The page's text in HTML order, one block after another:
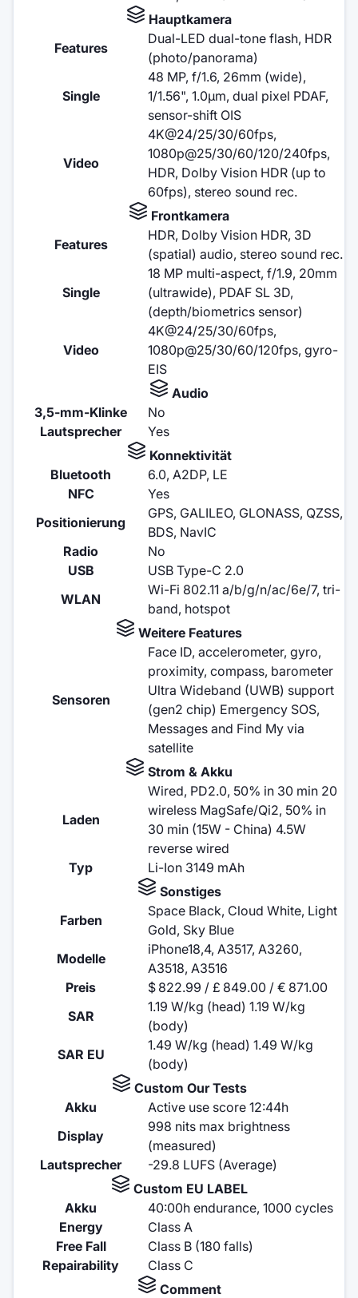
Hauptkamera
Features
Dual-LED dual-tone flash, HDR
(photo/panorama)
Single
48 MP, f/1.6, 26mm (wide),
1/1.56", 1.0µm, dual pixel PDAF,
sensor-shift OIS
Video
4K@24/25/30/60fps,
1080p@25/30/60/120/240fps,
HDR, Dolby Vision HDR (up to
60fps), stereo sound rec.
Frontkamera
Features
HDR, Dolby Vision HDR, 3D
(spatial) audio, stereo sound rec.
Single
18 MP multi-aspect, f/1.9, 20mm
(ultrawide), PDAF SL 3D,
(depth/biometrics sensor)
Video
4K@24/25/30/60fps,
1080p@25/30/60/120fps, gyro-
EIS
Audio
3,5-mm-Klinke
No
Lautsprecher
Yes
Konnektivität
Bluetooth
6.0, A2DP, LE
NFC
Yes
Positionierung
GPS, GALILEO, GLONASS, QZSS,
BDS, NavIC
Radio
No
USB
USB Type-C 2.0
WLAN
Wi-Fi 802.11 a/b/g/n/ac/6e/7, tri-
band, hotspot
Weitere Features
Sensoren
Face ID, accelerometer, gyro,
proximity, compass, barometer
Ultra Wideband (UWB) support
(gen2 chip) Emergency SOS,
Messages and Find My via
satellite
Strom & Akku
Laden
Wired, PD2.0, 50% in 30 min 20
wireless MagSafe/Qi2, 50% in
30 min (15W - China) 4.5W
reverse wired
Typ
Li-Ion 3149 mAh
Sonstiges
Farben
Space Black, Cloud White, Light
Gold, Sky Blue
Modelle
iPhone18,4, A3517, A3260,
A3518, A3516
Preis
$ 822.99 / £ 849.00 / € 871.00
SAR
1.19 W/kg (head) 1.19 W/kg
(body)
SAR EU
1.49 W/kg (head) 1.49 W/kg
(body)
Custom Our Tests
Akku
Active use score 12:44h
Display
998 nits max brightness
(measured)
Lautsprecher
-29.8 LUFS (Average)
Custom EU LABEL
Akku
40:00h endurance, 1000 cycles
Energy
Class A
Free Fall
Class B (180 falls)
Repairability
Class C
Comment